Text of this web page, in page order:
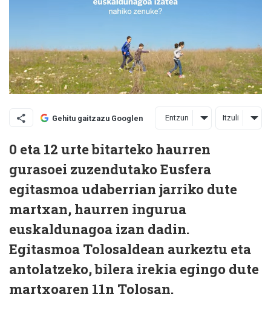
Gehitu gaitzazu Googlen Entzun Itzuli
0 eta 12 urte bitarteko haurren
gurasoei zuzendutako Eusfera
egitasmoa udaberrian jarriko dute
martxan, haurren ingurua
euskaldunagoa izan dadin.
Egitasmoa Tolosaldean aurkeztu eta
antolatzeko, bilera irekia egingo dute
martxoaren 11n Tolosan.